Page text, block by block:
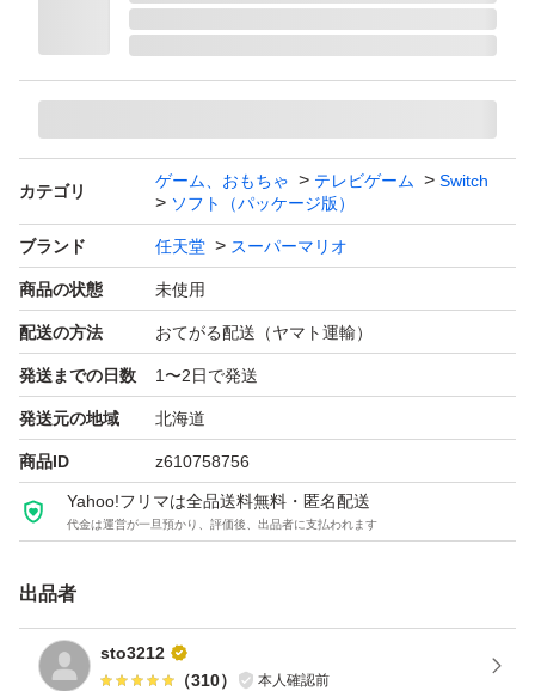
カテゴリ
ゲーム、おもちゃ テレビゲーム
Switch
ソフト（パッケージ版）
ブランド 任天堂 スーパーマリオ
商品の状態 未使用
配送の方法 おてがる配送（ヤマト運輸）
発送までの日数 1〜2日で発送
発送元の地域 北海道
商品ID z610758756
Yahoo!フリマは全品送料無料・匿名配送
代金は運営が一旦預かり、評価後、出品者に支払われます
出品者
sto3212
（310） 本人確認前